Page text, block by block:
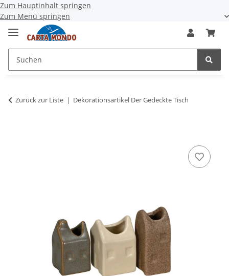
Zum Hauptinhalt springen
Zum Menü springen
Zurück zur Liste Dekorationsartikel Der Gedeckte Tisch